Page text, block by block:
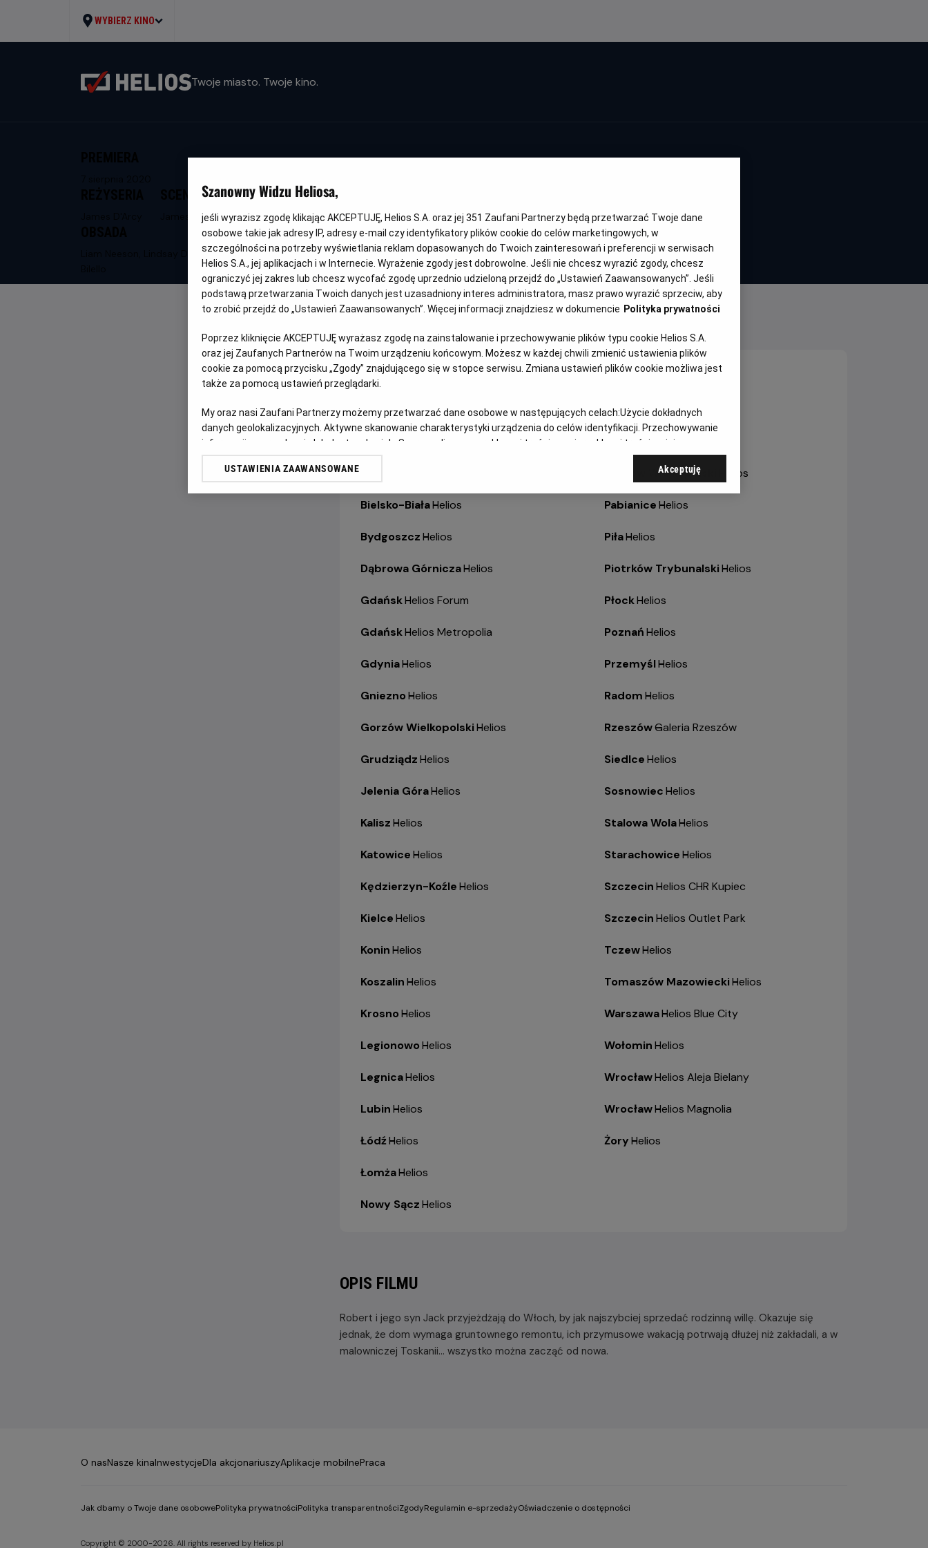
WYBIERZ KINO
Twoje miasto. Twoje kino.
Włoskie wakacje
Oryginalny
Made in Italy Gatunek
Komedia
Minimalny
wiek
Od 15 latCzas
trwania
94 min
Kraj
rok
produkcji
Wielka Brytania, Włochy
SCENARIUSZ
James D'Arcy
Liam Neeson, Lindsay Duncan, Valeria
WYBIERZ SWOJE KINO ABY ZOBACZYĆ GODZINY SEANSÓW
Bełchatów Helios
Białystok-
Helios Alfa
Białystok Helios Biała
Bielsko-Biała-
Helios
Bydgoszcz-
Helios
Dąbrowa Górnicza-
Helios
Gdańsk-
Helios Forum
Gdańsk-
Helios Metropolia
Gdynia-
Helios
Gniezno-
Helios
Gorzów Wielkopolski-
Helios
Grudziądz-
Helios
Jelenia Góra-
Helios
Kalisz-
Helios
Katowice-
Helios
Kędzierzyn-Koźle-
Helios
Kielce-
Helios
Konin-
Helios
Koszalin-
Helios
Krosno-
Helios
Legionowo-
Helios
Legnica-
Helios
Lubin-
Helios
Łódź-
Helios
Łomża-
Helios
Nowy Sącz-
Helios
Olsztyn
Opole-
Helios Karolinka
Opole -Helios Solaris
Ostrów Wielkopolski Helios
Pabianice-
Helios
Piła-
Helios
Piotrków Trybunalski-
Helios
Płock-
Helios
Poznań-
Helios
Przemyśl-
Helios
Radom-
Helios
Rzeszów-
Galeria Rzeszów
Siedlce-
Helios
Sosnowiec-
Helios
Stalowa Wola-
Helios
Starachowice-
Helios
Szczecin-
Helios CHR Kupiec
Szczecin-
Helios Outlet Park
Tczew-
Helios
Tomaszów Mazowiecki-
Helios
Warszawa-
Helios Blue City
Wołomin-
Helios
Wrocław-
Helios Aleja Bielany
Wrocław-
Helios Magnolia
Żory-
Helios
OPIS FILMU
Robert i jego syn Jack przyjeżdżają do Włoch, by jak najszybciej sprzedać rodzinną willę. Okazuje się
jednak, że dom wymaga gruntownego remontu, ich przymusowe wakacją potrwają dłużej niż zakładali, a w
malowniczej Toskanii... wszystko można zacząć od nowa.
O nasNasze kinaInwestycjeDla akcjonariuszyAplikacje mobilnePraca
Jak dbamy o Twoje dane osobowePolityka prywatnościPolityka transparentnościZgodyRegulamin e-sprzedażyOświadczenie o dostępności
Copyright © 2000-2026. All rights reserved by Helios.pl
Szanowny Widzu Heliosa,
jeśli wyrazisz zgodę klikając AKCEPTUJĘ, Helios S.A. oraz jej 351 Zaufani Partnerzy będą przetwarzać Twoje dane
osobowe takie jak adresy IP, adresy e-mail czy identyfikatory plików cookie do celów marketingowych, w
szczególności na potrzeby wyświetlania reklam dopasowanych do Twoich zainteresowań i preferencji w serwisach
Helios S.A., jej aplikacjach i w Internecie. Wyrażenie zgody jest dobrowolne. Jeśli nie chcesz wyrazić zgody, chcesz
ograniczyć jej zakres lub chcesz wycofać zgodę uprzednio udzieloną przejdź do „Ustawień Zaawansowanych”. Jeśli
podstawą przetwarzania Twoich danych jest uzasadniony interes administratora, masz prawo wyrazić sprzeciw, aby
to zrobić przejdź do „Ustawień Zaawansowanych”. Więcej informacji znajdziesz w dokumencie Polityka prywatności
Poprzez kliknięcie AKCEPTUJĘ wyrażasz zgodę na zainstalowanie i przechowywanie plików typu cookie Helios S.A.
oraz jej Zaufanych Partnerów na Twoim urządzeniu końcowym. Możesz w każdej chwili zmienić ustawienia plików
cookie za pomocą przycisku „Zgody” znajdującego się w stopce serwisu. Zmiana ustawień plików cookie możliwa jest
także za pomocą ustawień przeglądarki.
My oraz nasi Zaufani Partnerzy możemy przetwarzać dane osobowe w następujących celach:Użycie dokładnych
danych geolokalizacyjnych. Aktywne skanowanie charakterystyki urządzenia do celów identyfikacji. Przechowywanie
informacji na urządzeniu lub dostęp do nich. Spersonalizowane reklamy i treści, pomiar reklam i treści, opinie
odbiorców i ulepszanie usług.
USTAWIENIA ZAAWANSOWANE Akceptuję